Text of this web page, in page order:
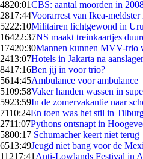
4820:01CBS: aantal moorden in
2817:44Voorarrest van Ikea-meldster
5222:10Militairen lichtgewond in
16422:37NS maakt treinkaartjes
17420:30Mannen kunnen MVV-trio
2413:07Hotels in Jakarta na
8417:16Ben jij in voor trio?
5614:45Ambulance voor ambulance
5109:58Vaker handen wassen in
5923:59In de zomervakantie naar
7110:24En toen was het stil in
2711:07Pythons ontsnapt in
5800:17 Schumacher keert niet terug
6513:49Jeugd niet bang voor de
11217:41 Anti-Lowlands Festival in